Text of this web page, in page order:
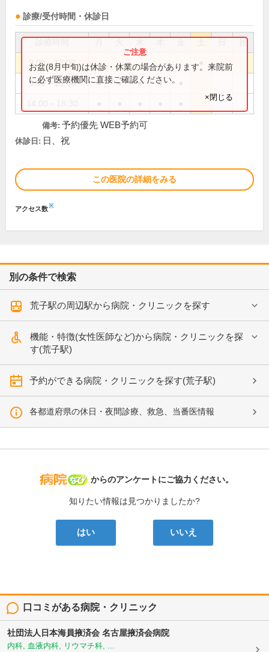
診療/受付時間・休診日
祝
9:00～13:00
9:30～13:00 ● ● ● ●
お盆(8月中旬)は休診・休業の場合があります。来院前
に必ず医療機関に直接ご確認ください。
×閉じる
備考: 予約優先 WEB予約可
休診日: 日、祝
この医院の詳細をみる
アクセス数※
別の条件で検索
荒子駅の周辺駅から病院・クリニックを探す
機能・特徴(女性医師など)から病院・クリニックを探
す(荒子駅)
予約ができる病院・クリニックを探す(荒子駅)
各都道府県の休日・夜間診療、救急、当番医情報
病院なび
からのアンケートにご協力ください。
知りたい情報は見つかりましたか?
はい いいえ
口コミがある病院・クリニック
社団法人日本海員掖済会 名古屋掖済会病院
内科, 血液内科, リウマチ科, ...